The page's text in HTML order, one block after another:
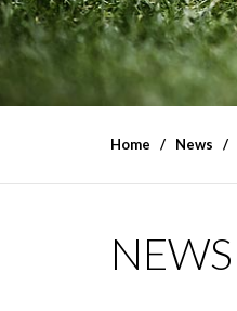
Home News
NEWS